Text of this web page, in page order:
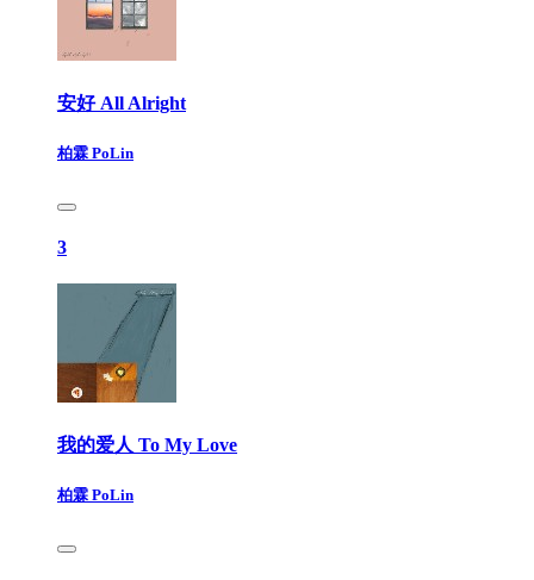
安好 All Alright
柏霖 PoLin
3
我的爱人 To My Love
柏霖 PoLin